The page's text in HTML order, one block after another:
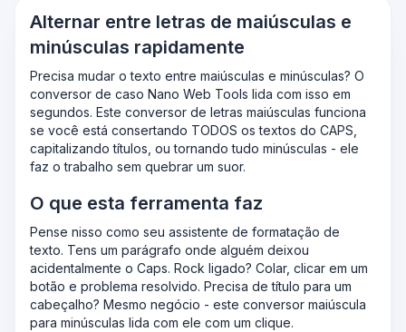
Alternar entre letras de maiúsculas e
minúsculas rapidamente
Precisa mudar o texto entre maiúsculas e minúsculas? O
conversor de caso Nano Web Tools lida com isso em
segundos. Este conversor de letras maiúsculas funciona
se você está consertando TODOS os textos do CAPS,
capitalizando títulos, ou tornando tudo minúsculas - ele
faz o trabalho sem quebrar um suor.
O que esta ferramenta faz
Pense nisso como seu assistente de formatação de
texto. Tens um parágrafo onde alguém deixou
acidentalmente o Caps. Rock ligado? Colar, clicar em um
botão e problema resolvido. Precisa de título para um
cabeçalho? Mesmo negócio - este conversor maiúscula
para minúsculas lida com ele com um clique.